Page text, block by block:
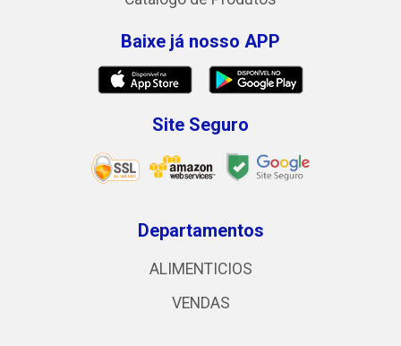
Baixe já nosso APP
Site Seguro
Departamentos
ALIMENTICIOS
VENDAS